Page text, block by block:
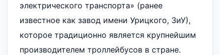
электрического транспорта» (ранее
известное как завод имени Урицкого, ЗиУ),
которое традиционно является крупнейшим
производителем троллейбусов в стране.